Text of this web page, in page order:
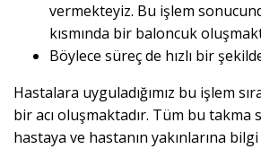
vermekteyiz. Bu işlem
kısmında bir baloncuk
Böylece süreç de hızlı bir
Hastalara uyguladığımız bu işlem
bir acı oluşmaktadır. Tüm bu takma
hastaya ve hastanın yakınlarına